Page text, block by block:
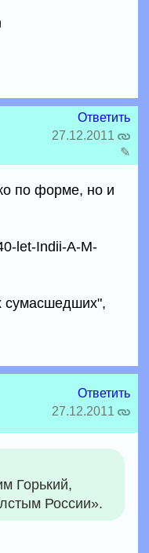
Ответить
27.12.2011
✎
по форме, но и
let-Indii-A-M-
сумасшедших",
Ответить
27.12.2011
Горький,
России».